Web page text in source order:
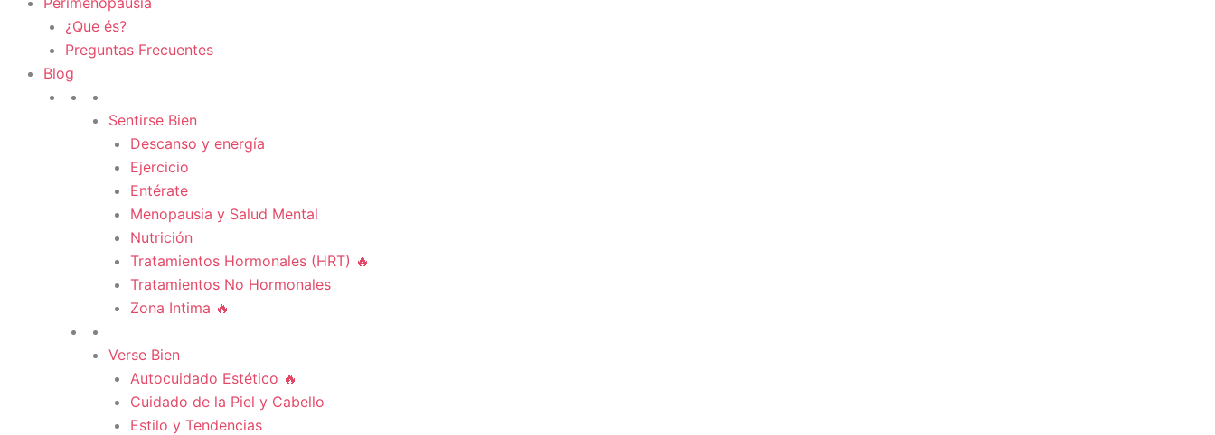
¿Que és?
Preguntas Frecuentes
Blog
Sentirse Bien
Descanso y energía
Ejercicio
Entérate
Menopausia y Salud Mental
Nutrición
Tratamientos Hormonales (HRT) 🔥
Tratamientos No Hormonales
Zona Intima 🔥
Verse Bien
Autocuidado Estético 🔥
Cuidado de la Piel y Cabello
Estilo y Tendencias